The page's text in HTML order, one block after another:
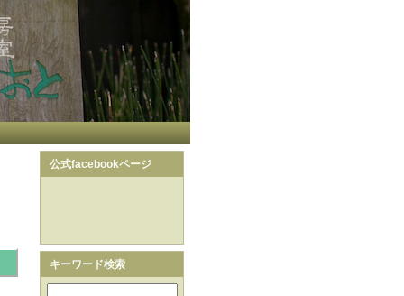
公式facebookページ
キーワード検索